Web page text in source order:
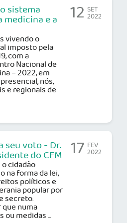
sistema
medicina e a
vivendo o
imposto pela
com a
Nacional de
– 2022, em
nós,
e regionais de
12 SET
2022
seu voto - Dr.
do CFM
cidadão
na forma da lei,
políticos e
popular por
secreto.
numa
ou medidas ...
17 FEV
2022